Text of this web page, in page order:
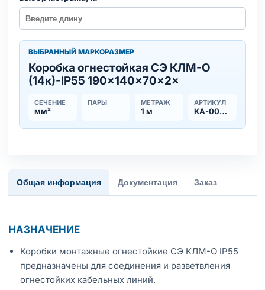
ВЫБРАННЫЙ МАРКОРАЗМЕР
Коробка огнестойкая СЭ КЛМ-О
(14к)-IP55 190×140×70×2×
СЕЧЕНИЕ
мм²
ПАРЫ МЕТРАЖ
1 м
АРТИКУЛ
КА-00016334
Общая информация Документация Заказ
НАЗНАЧЕНИЕ
Коробки монтажные огнестойкие СЭ КЛМ-О IP55
предназначены для соединения и разветвления
огнестойких кабельных линий.